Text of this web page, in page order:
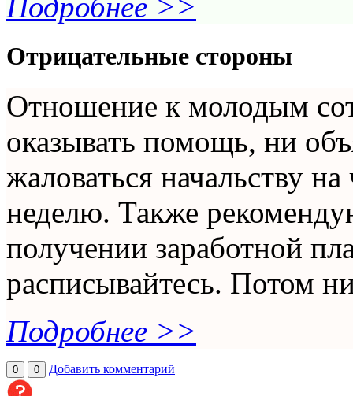
Отрицательные стороны
Отношение к молодым
оказывать помощь, ни
жаловаться начальству
неделю. Также
получении заработной
расписывайтесь. Потом
Подробнее >>
0 0 Добавить комментарий